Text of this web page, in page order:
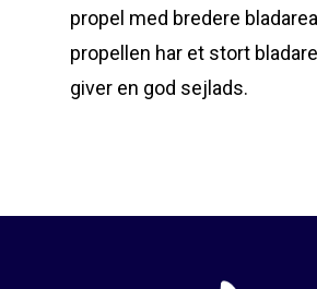
propel med bredere
propellen har et stort
giver en god sejlads.